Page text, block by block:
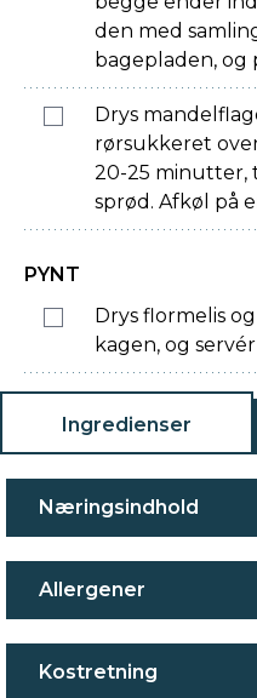
den med
bagepladen, og
Drys
rørsukkeret
20-25 minutter,
sprød. Afkøl på
PYNT
Drys flormelis
kagen, og
Ingredienser
Næringsindhold
Allergener
Kostretning